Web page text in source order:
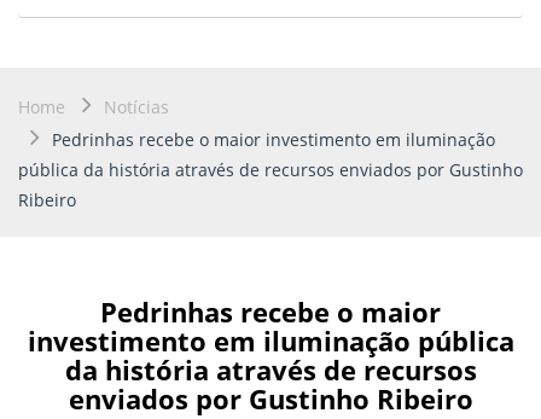
navigation
Home
Notícias
Pedrinhas recebe o maior investimento em iluminação
pública da história através de recursos enviados por Gustinho
Ribeiro
Pedrinhas recebe o maior
investimento em iluminação pública
da história através de recursos
enviados por Gustinho Ribeiro